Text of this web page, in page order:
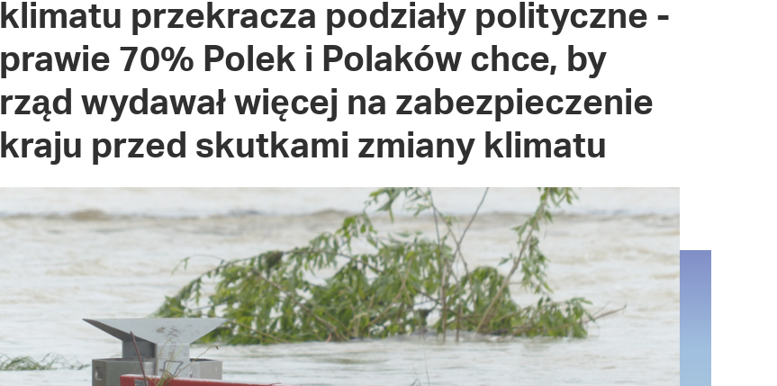
klimatu przekracza podziały polityczne -
prawie 70% Polek i Polaków chce, by
rząd wydawał więcej na zabezpieczenie
kraju przed skutkami zmiany klimatu